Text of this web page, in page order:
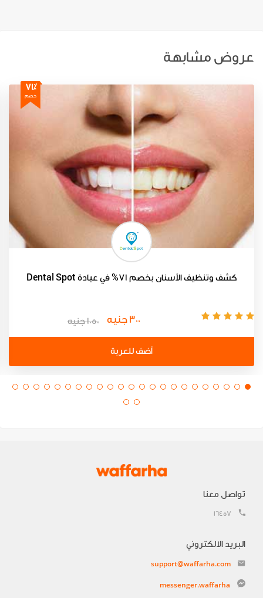
عروض مشابهة
71٪
خصم
كشف وتنظيف الأسنان بخصم 71% في عيادة Dental Spot
300 جنيه 1050 جنيه
أضف للعربة
تواصل معنا
16457
البريد الالكتروني
support@waffarha.com
messenger.waffarha